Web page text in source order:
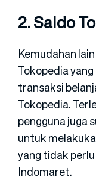
2. Saldo
Kemudahan
Tokopedia
transaksi
Tokopedia.
pengguna juga
untuk
yang tidak
Indomaret.